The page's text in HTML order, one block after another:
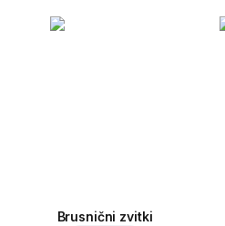
Brusnični zvitki